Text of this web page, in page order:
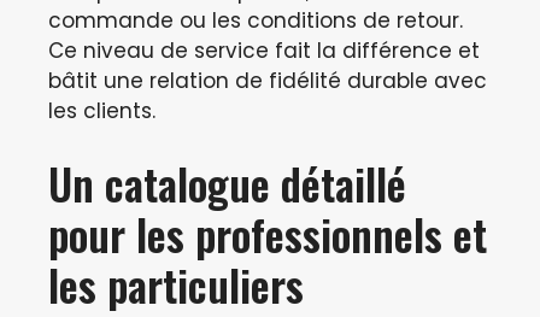
commande ou les conditions de retour.
Ce niveau de service fait la différence et
bâtit une relation de fidélité durable avec
les clients.
Un catalogue détaillé
pour les professionnels et
les particuliers